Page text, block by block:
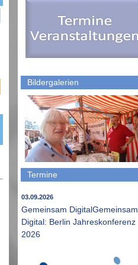
Bildergalerien
Termine
03.09.2026
Gemeinsam DigitalGemeinsam
Digital: Berlin Jahreskonferenz
2026